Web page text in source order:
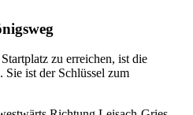
zu erreichen, ist die
ist der Schlüssel zum